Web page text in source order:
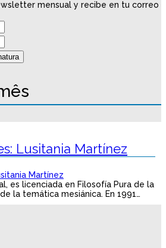
mensual y recibe en tu correo
Lusitania Martínez
es licenciada en Filosofía Pura de la
la temática mesiánica. En 1991…